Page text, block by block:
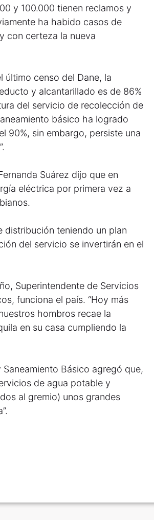
y 100.000 tienen reclamos y
ha habido casos de
con certeza la nueva
último censo del Dane, la
y alcantarillado es de 86%
del servicio de recolección de
básico ha logrado
90%, sin embargo, persiste una
Suárez dijo que en
eléctrica por primera vez a
distribución teniendo un plan
del servicio se invertirán en el
Superintendente de Servicios
funciona el país. “Hoy más
hombros recae la
en su casa cumpliendo la
Básico agregó que,
de agua potable y
al gremio) unos grandes